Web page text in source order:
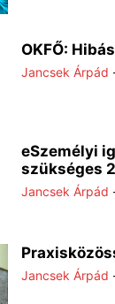
OKFŐ:
Jancsek Árpád
eSzemélyi
szükséges
Jancsek Árpád
Jancsek Árpád